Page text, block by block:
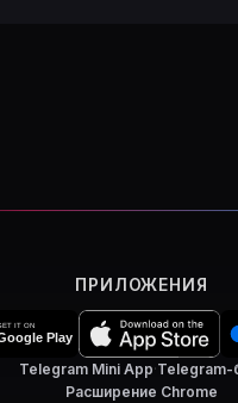
ПРИЛОЖЕНИЯ
Telegram Mini App·Telegram-
Расширение Chrome